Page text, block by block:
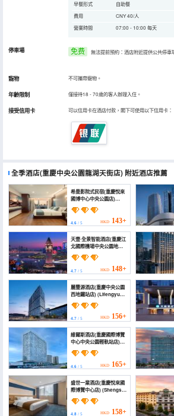
早餐形式
自助餐
費用
CNY 40/人
營業時間
07:00 - 10:00 每天
停車場 免费 無法提前預約：酒店附近提供公共停車
寵物 不可攜帶寵物。
年齡限制 僅接待18 - 70歲的客人辦理入住。
接受信用卡 可以信用卡在酒店付款，閣下可使用以下信用卡：
全季酒店(重慶中央公園龍湖天街店) 附近酒店推薦
希曼影院式民宿(重慶悅來
國博中心中央公園店)
(Ximan Cinema-style
Homestay (Chongqing
Yuelai International
Expo Center Central
Park))
4.6 / 5 HKD 143+
天壹·全景智能酒店(重慶江
北國際機場中央公園地鐵
站店) (Tianyi Panorama
Hotel)
4.7 / 5 HKD 148+
麗豐源酒店(重慶中央公園
西地鐵站店) (Lifengyuan
Hotel)
4.7 / 5 HKD 156+
維爾斯酒店(重慶國際博覽
中心中央公園輕軌站店)
(Wells Hotel (Central
Park Light Rail Station,
International Expo
Center Branch))
4.6 / 5 HKD 165+
盛世一業酒店(重慶悅來國
際博覽中心店) (Shengshi
Yiye Hotel)
4.8 / 5 HKD 158+